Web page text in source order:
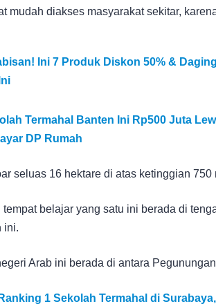
mudah diakses masyarakat sekitar,
Ini 7 Produk Diskon 50% &
Termahal Banten Ini Rp500 Juta
DP Rumah
seluas 16 hektare di atas ketinggian 750
tempat belajar yang satu ini berada di
ini.
Arab ini berada di antara
1 Sekolah Termahal di